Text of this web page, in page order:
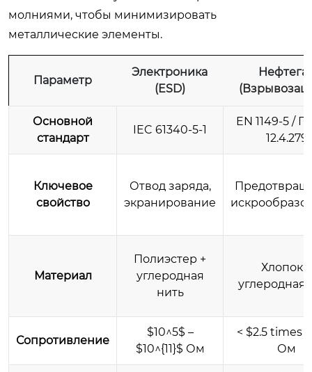
молниями, чтобы минимизировать
металлические элементы.
Параметр
Электроника
(ESD)
Основной
стандарт
IEC 61340-5-1
EN 1149-5 /
12.4.279
Ключевое
свойство
Отвод заряда,
экранирование
Материал
Полиэстер +
углеродная
нить
Хлопок +
углеродная
Сопротивление
$10^5$ –
$10^{11}$ Ом
< $2.5 times
Ом